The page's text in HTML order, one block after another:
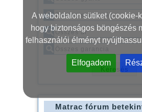
A weboldalon sütiket (cookie-
hogy biztonságos böngészés
felhasználói élményt
Elfogadom
Matrac fórum